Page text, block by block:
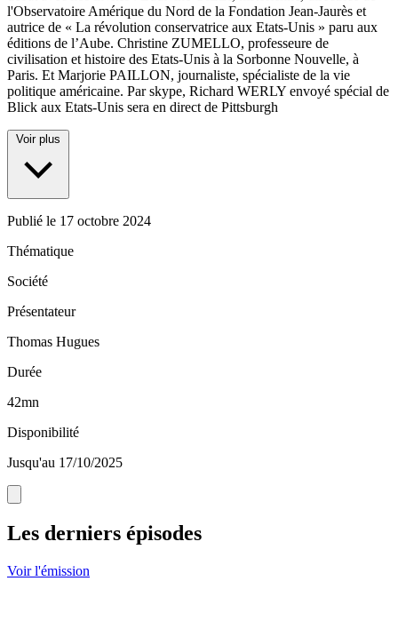
l'Observatoire Amérique du Nord de la Fondation Jean-Jaurès et
autrice de « La révolution conservatrice aux Etats-Unis » paru aux
éditions de l’Aube. Christine ZUMELLO, professeure de
civilisation et histoire des Etats-Unis à la Sorbonne Nouvelle, à
Paris. Et Marjorie PAILLON, journaliste, spécialiste de la vie
politique américaine. Par skype, Richard WERLY envoyé spécial de
Blick aux Etats-Unis sera en direct de Pittsburgh
Voir plus
Publié le 17 octobre 2024
Thématique
Société
Présentateur
Thomas Hugues
Durée
42mn
Disponibilité
Jusqu'au 17/10/2025
Les derniers épisodes
Voir l'émission